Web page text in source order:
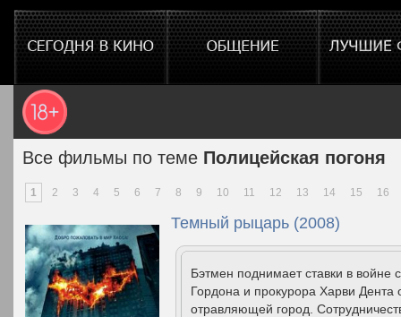
Все фильмы по теме Полицейская погоня
1 2 3 4 5 6 7 8 9 10 11 12 13 14 15 16
Темный рыцарь (2008)
Бэтмен поднимает ставки в
Гордона и прокурора Харви Дента
отравляющей город.